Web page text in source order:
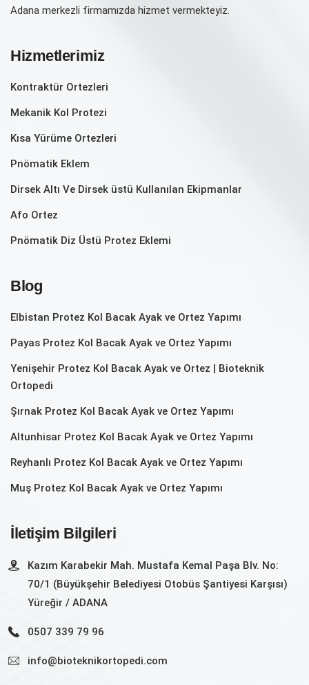
Adana merkezli firmamızda hizmet vermekteyiz.
Hizmetlerimiz
Kontraktür Ortezleri
Mekanik Kol Protezi
Kısa Yürüme Ortezleri
Pnömatik Eklem
Dirsek Altı Ve Dirsek üstü Kullanılan Ekipmanlar
Afo Ortez
Pnömatik Diz Üstü Protez Eklemi
Blog
Elbistan Protez Kol Bacak Ayak ve Ortez Yapımı
Payas Protez Kol Bacak Ayak ve Ortez Yapımı
Yenişehir Protez Kol Bacak Ayak ve Ortez | Bioteknik
Ortopedi
Şırnak Protez Kol Bacak Ayak ve Ortez Yapımı
Altunhisar Protez Kol Bacak Ayak ve Ortez Yapımı
Reyhanlı Protez Kol Bacak Ayak ve Ortez Yapımı
Muş Protez Kol Bacak Ayak ve Ortez Yapımı
İletişim Bilgileri
Kazım Karabekir Mah. Mustafa Kemal Paşa Blv. No:
70/1 (Büyükşehir Belediyesi Otobüs Şantiyesi Karşısı)
Yüreğir / ADANA
0507 339 79 96
info@bioteknikortopedi.com